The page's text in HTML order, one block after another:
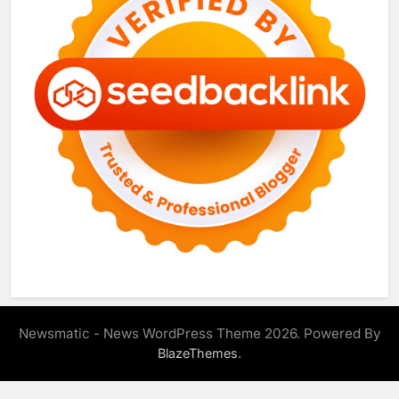
Newsmatic - News WordPress Theme 2026. Powered By
BlazeThemes.